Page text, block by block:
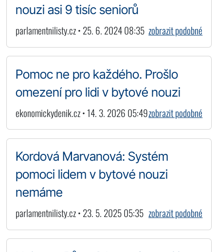
nouzi asi 9 tisíc seniorů
parlamentnilisty.cz • 25. 6. 2024 08:35 zobrazit podobné
Pomoc ne pro každého. Prošlo
omezení pro lidi v bytové nouzi
ekonomickydenik.cz • 14. 3. 2026 05:49zobrazit podobné
Kordová Marvanová: Systém
pomoci lidem v bytové nouzi
nemáme
parlamentnilisty.cz • 23. 5. 2025 05:35 zobrazit podobné